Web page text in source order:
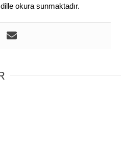
okura sunmaktadır.